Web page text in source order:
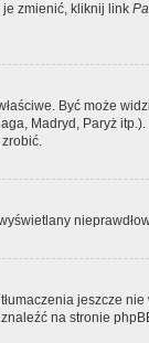
zmienić, kliknij link
Być może
Madryd, Paryż
jeszcze
na stronie